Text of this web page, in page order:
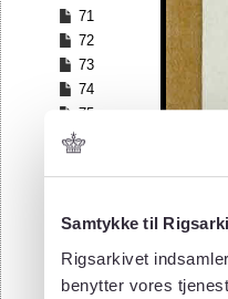
Samtykke til
Rigsarkivet
benytter vores
71
72
73
74
75
76
81
82